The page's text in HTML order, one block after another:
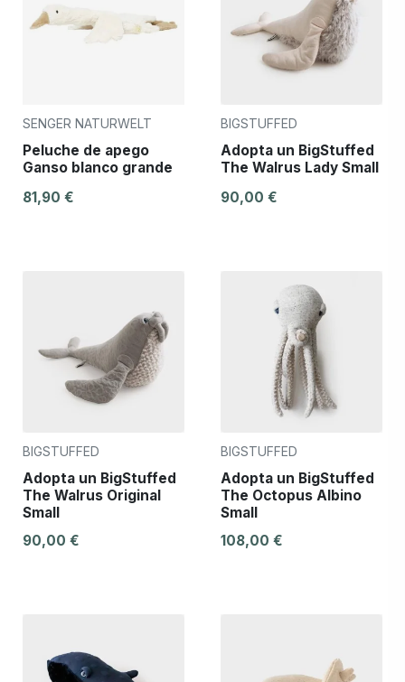
SENGER NATURWELT
Peluche de apego
Ganso blanco grande
81,90 €
BIGSTUFFED
Adopta un BigStuffed
The Walrus Lady Small
90,00 €
BIGSTUFFED
Adopta un BigStuffed
The Walrus Original
Small
90,00 €
BIGSTUFFED
Adopta un BigStuffed
The Octopus Albino
Small
108,00 €